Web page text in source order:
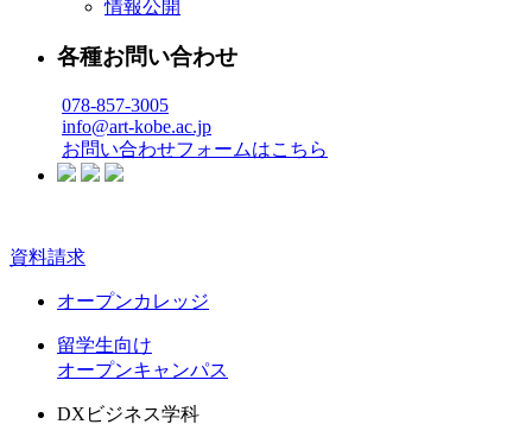
情報公開
各種お問い合わせ
078-857-3005
info@art-kobe.ac.jp
お問い合わせフォームはこちら
資料請求
オープンカレッジ
留学生向け
オープンキャンパス
DXビジネス学科